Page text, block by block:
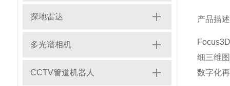
探地雷达
多光谱相机
CCTV管道机器人
产品描述
细三维
数字化